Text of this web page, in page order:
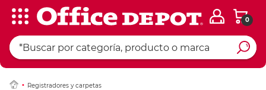
0
Registradores y carpetas
Ingresar Codigo